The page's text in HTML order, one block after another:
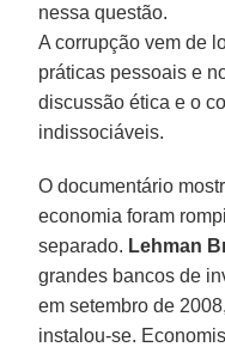
nessa questão.
A corrupção vem de
práticas pessoais e
discussão ética e o
indissociáveis.
O documentário
economia foram
separado. Lehman
grandes bancos de
em setembro de
instalou-se.